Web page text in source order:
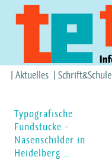
Aktuelles Schrift&Schule
Typografische
Fundstücke -
Nasenschilder in
Heidelberg …